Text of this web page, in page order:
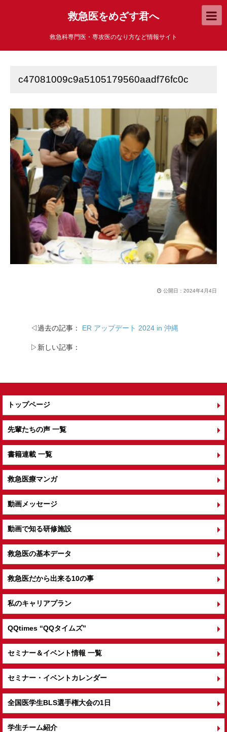
救急医をめざす君へ
救急科専門医・専攻医のなり方など情報サイト
c47081009c9a5105179560aadf76fc0c
公開日： 2024年4月4日
◁過去の記事： ER アップデート 2024 in 沖縄
▷新しい記事：
トップページ
先輩たちの声 一覧
書籍連載 一覧
救急医療マンガ
動画メッセージ
動画で知る研修施設
救急医の基本データ
救急医だから出来る10の事
私のキャリアプラン
QQtimes “QQタイムズ”
セミナー＆イベント情報 一覧
セミナー・イベントカレンダー
全国医学生BLS選手権大会の1日
学生チーム紹介